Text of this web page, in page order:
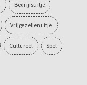
Bedrijfsuitje
Vrijgezellenuitje
Cultureel Spel